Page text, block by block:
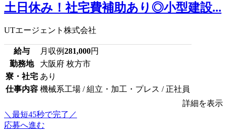
土日休み！社宅費補助あり◎小型建設...
UTエージェント株式会社
給与 月収例281,000円
勤務地
大阪府 枚方市
寮・社宅 あり
仕事内容 機械系工場 / 組立・加工・プレス / 正社員
詳細を表示
＼最短45秒で完了／
応募へ進む